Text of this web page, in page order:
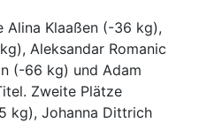
Alina Klaaßen (-36 kg),
Aleksandar Romanic
(-66 kg) und Adam
Zweite Plätze
kg), Johanna Dittrich